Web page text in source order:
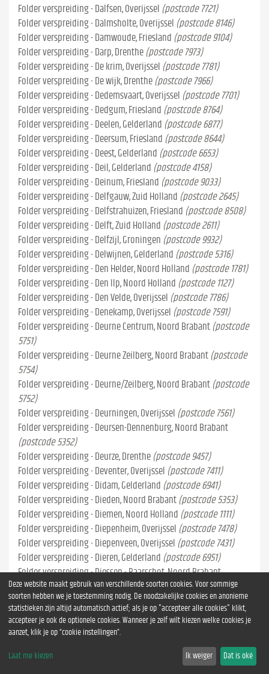
Folder verspreiding - Dalfsen, Overijssel (postcode 7721)
Folder verspreiding - Dalmsholte, Overijssel (postcode 8146)
Folder verspreiding - Damwoude, Friesland (postcode 9104)
Folder verspreiding - Darp, Drenthe (postcode 7973)
Folder verspreiding - De krim, Overijssel (postcode 7781)
Folder verspreiding - De wijk, Drenthe (postcode 7966)
Folder verspreiding - Dedemsvaart, Overijssel (postcode 7701)
Folder verspreiding - Dedgum, Friesland (postcode 8764)
Folder verspreiding - Deelen, Gelderland (postcode 6877)
Folder verspreiding - Deersum, Friesland (postcode 8644)
Folder verspreiding - Deest, Gelderland (postcode 6653)
Folder verspreiding - Deil, Gelderland (postcode 4158)
Folder verspreiding - Deinum, Friesland (postcode 9033)
Folder verspreiding - Delfgauw, Zuid Holland (postcode 2645)
Folder verspreiding - Delfstrahuizen, Friesland (postcode 8508)
Folder verspreiding - Delft, Zuid Holland (postcode 2611)
Folder verspreiding - Delfzijl, Groningen (postcode 9932)
Folder verspreiding - Delwijnen, Gelderland (postcode 5316)
Folder verspreiding - Den Helder, Noord Holland (postcode 1781)
Folder verspreiding - Den Ilp, Noord Holland (postcode 1127)
Folder verspreiding - Den Velde, Overijssel (postcode 7786)
Folder verspreiding - Denekamp, Overijssel (postcode 7591)
Folder verspreiding - Deurne Centrum, Noord Brabant (postcode
5751)
Folder verspreiding - Deurne Zeilberg, Noord Brabant (postcode
5754)
Folder verspreiding - Deurne/Zeilberg, Noord Brabant (postcode
5752)
Folder verspreiding - Deurningen, Overijssel (postcode 7561)
Folder verspreiding - Deursen-Dennenburg, Noord Brabant
(postcode 5352)
Folder verspreiding - Deurze, Drenthe (postcode 9457)
Folder verspreiding - Deventer, Overijssel (postcode 7411)
Folder verspreiding - Didam, Gelderland (postcode 6941)
Folder verspreiding - Dieden, Noord Brabant (postcode 5353)
Folder verspreiding - Diemen, Noord Holland (postcode 1111)
Folder verspreiding - Diepenheim, Overijssel (postcode 7478)
Folder verspreiding - Diepenveen, Overijssel (postcode 7431)
Folder verspreiding - Dieren, Gelderland (postcode 6951)
Folder verspreiding - Diessen - Baarschot, Noord Brabant
(postcode 5087)
Folder verspreiding - Diever, Drenthe(postcode 7981)
Folder verspreiding - Dieverbrug, Drenthe
(postcode 7984)
Folder verspreiding - Diffelen, Overijssel
Folder verspreiding - Dinteloord, Noord Brabant (postcode 4671)
Deze website maakt gebruik van verschillende soorten cookies. Voor sommige
soorten hebben we je toestemming nodig. De noodzakelijke cookies en anonieme
statistieken zijn altijd automatisch actief; als je op "accepteer alle cookies" klikt,
accepteer je ook de optionele cookies. Wanneer je zelf wilt kiezen welke cookies je
aanzet, klik je op “cookie instellingen”.
Laat me kiezen Ik weiger Dat is oké